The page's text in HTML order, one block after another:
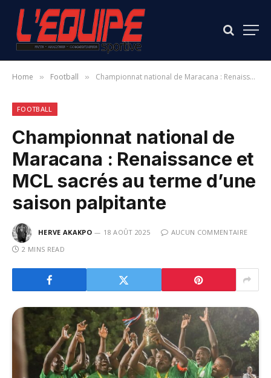
Home » Football » Championnat national de Maracana : Renaissance et MCL sacrés au terme d’une saison palpitante
FOOTBALL
Championnat national de
Maracana : Renaissance et
MCL sacrés au terme d’une
saison palpitante
HERVE AKAKPO 18 AOÛT 2025
AUCUN COMMENTAIRE
2 MINS READ